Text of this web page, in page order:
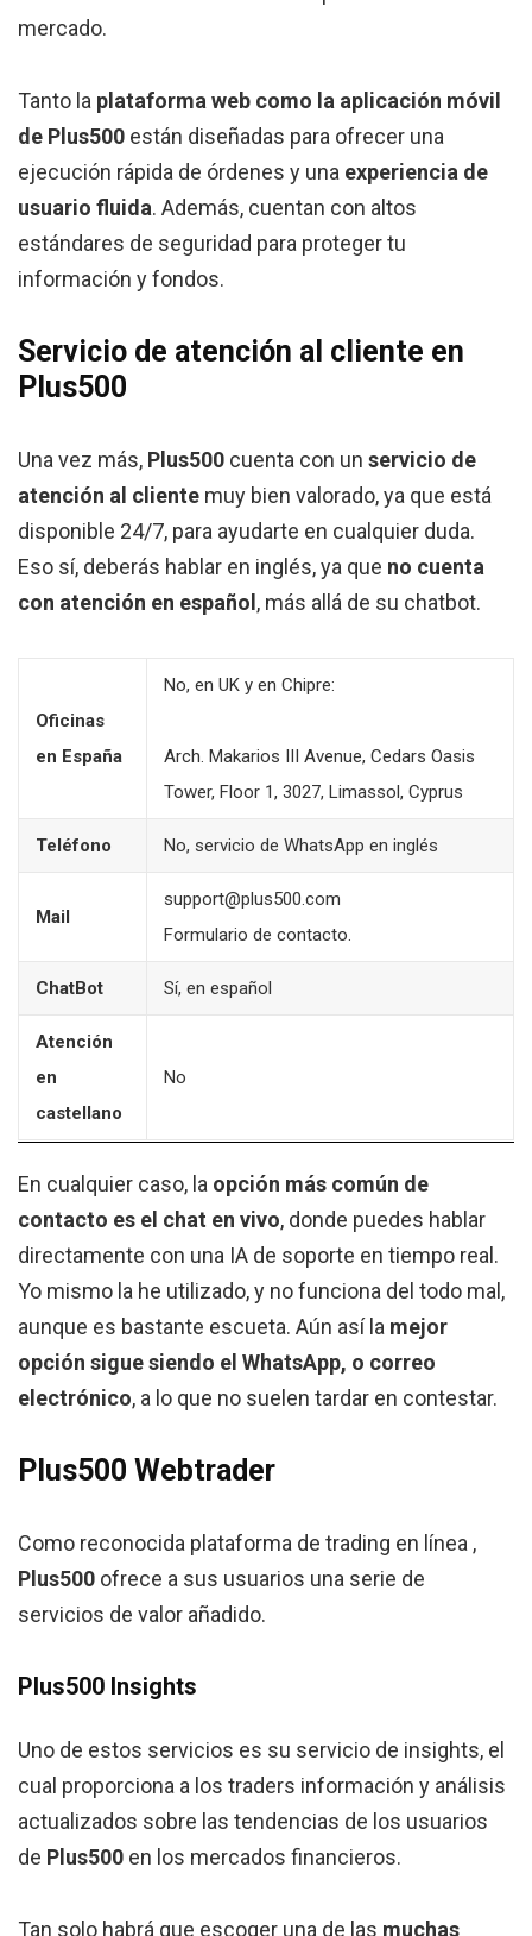
mercado.
Tanto la plataforma web como la aplicación móvil
de Plus500 están diseñadas para ofrecer una
ejecución rápida de órdenes y una experiencia de
usuario fluida. Además, cuentan con altos
estándares de seguridad para proteger tu
información y fondos.
Servicio de atención al cliente en
Plus500
Una vez más, Plus500 cuenta con un servicio de
atención al cliente muy bien valorado, ya que está
disponible 24/7, para ayudarte en cualquier duda.
Eso sí, deberás hablar en inglés, ya que no cuenta
con atención en español , más allá de su chatbot.
Oficinas
en España
No, en UK y en Chipre:
Arch. Makarios III Avenue, Cedars Oasis
Tower, Floor 1, 3027, Limassol, Cyprus
Teléfono No, servicio de WhatsApp en inglés
Mail
support@plus500.com
Formulario de contacto.
ChatBot Sí, en español
Atención
en
castellano
No
En cualquier caso, la opción más común de
contacto es el chat en vivo, donde puedes hablar
directamente con una IA de soporte en tiempo real.
Yo mismo la he utilizado, y no funciona del todo mal,
aunque es bastante escueta. Aún así la mejor
opción sigue siendo el WhatsApp, o correo
electrónico, a lo que no suelen tardar en contestar.
Plus500 Webtrader
Como reconocida plataforma de trading en línea ,
Plus500 ofrece a sus usuarios una serie de
servicios de valor añadido.
Plus500 Insights
Uno de estos servicios es su servicio de insights, el
cual proporciona a los traders información y análisis
actualizados sobre las tendencias de los usuarios
de Plus500 en los mercados financieros.
Tan solo habrá que escoger una de las muchas